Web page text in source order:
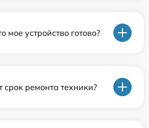
мое устройство готово?
срок ремонта техники?